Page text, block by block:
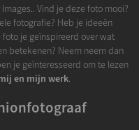
Vind je deze foto mooi?
fotografie? Heb je ideeën
je geïnspireerd over wat
betekenen? Neem neem dan
je geïnteresseerd om te lezen
en mijn werk